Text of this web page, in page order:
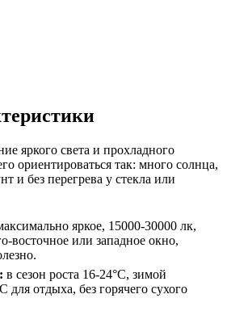
яркого света и прохладного
ориентироваться так: много солнца,
и без перегрева у стекла или
яркое, 15000-30000 лк,
восточное или западное окно,
в сезон роста 16-24°C, зимой
для отдыха, без горячего сухого